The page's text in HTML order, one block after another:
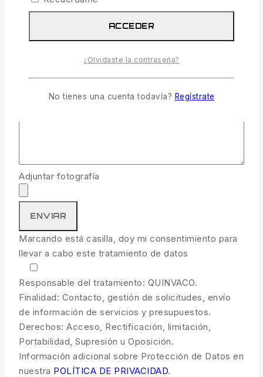
Adjuntar fotografía
Marcando está casilla, doy mi consentimiento para
llevar a cabo este tratamiento de datos
Responsable del tratamiento: QUINVACO.
Finalidad: Contacto, gestión de solicitudes, envío
de información de servicios y presupuestos.
Derechos: Acceso, Rectificación, limitación,
Portabilidad, Supresión u Oposición.
Información adicional sobre Protección de Datos en
nuestra POLÍTICA DE PRIVACIDAD.
ACCEDER
¿Olvidaste la contraseña?
No tienes una cuenta todavía? Regístrate